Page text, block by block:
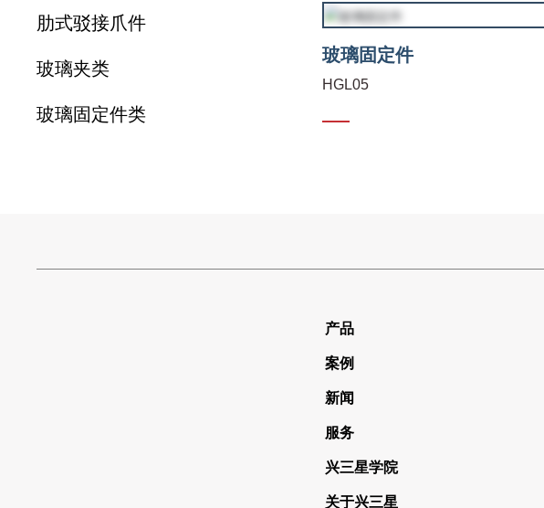
肋式驳接爪件
玻璃夹类
玻璃固定件类
玻璃固定件
HGL05
产品
案例
新闻
服务
兴三星学院
关于兴三星